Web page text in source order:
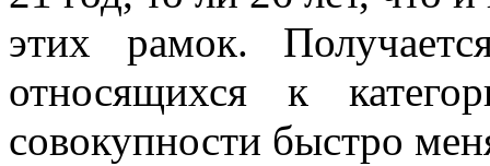
этих рамок.
относящихся к
совокупности быстро